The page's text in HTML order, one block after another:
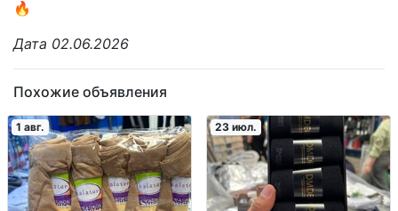
🔥
Дата 02.06.2026
Похожие объявления
1 авг. 23 июл.